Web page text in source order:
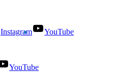
Instagram YouTube
YouTube